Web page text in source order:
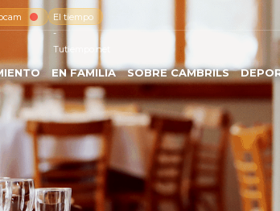
El tiempo
-
Tutiempo.net
EN FAMILIA SOBRE CAMBRILS